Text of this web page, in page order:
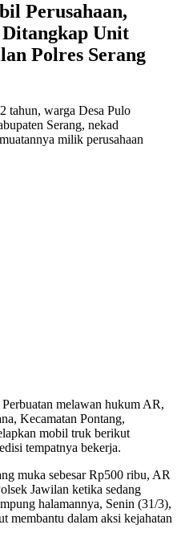
Perusahaan,
Ditangkap Unit
Polres Serang
tahun, warga Desa Pulo
Serang, nekad
milik perusahaan
melawan hukum AR,
Kecamatan Pontang,
mobil truk berikut
tempatnya bekerja.
muka sebesar Rp500 ribu, AR
Jawilan ketika sedang
halamannya, Senin (31/3),
membantu dalam aksi kejahatan